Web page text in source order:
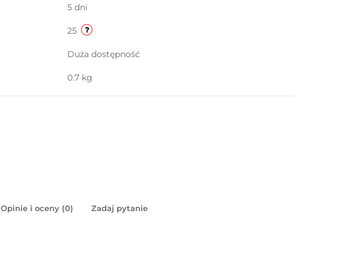
5 dni
25
Duża dostępność
0.7 kg
Opinie i oceny (0) Zadaj pytanie